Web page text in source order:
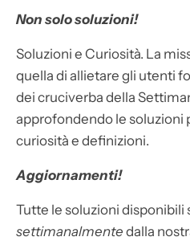
Non solo soluzioni!
Soluzioni e Curiosità. La
quella di allietare gli utenti
dei cruciverba della
approfondendo le soluzioni
curiosità e definizioni.
Aggiornamenti!
Tutte le soluzioni disponibili
settimanalmente dalla